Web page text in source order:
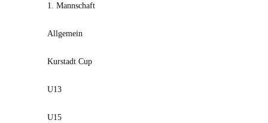
1. Mannschaft
Allgemein
Kurstadt Cup
U13
U15